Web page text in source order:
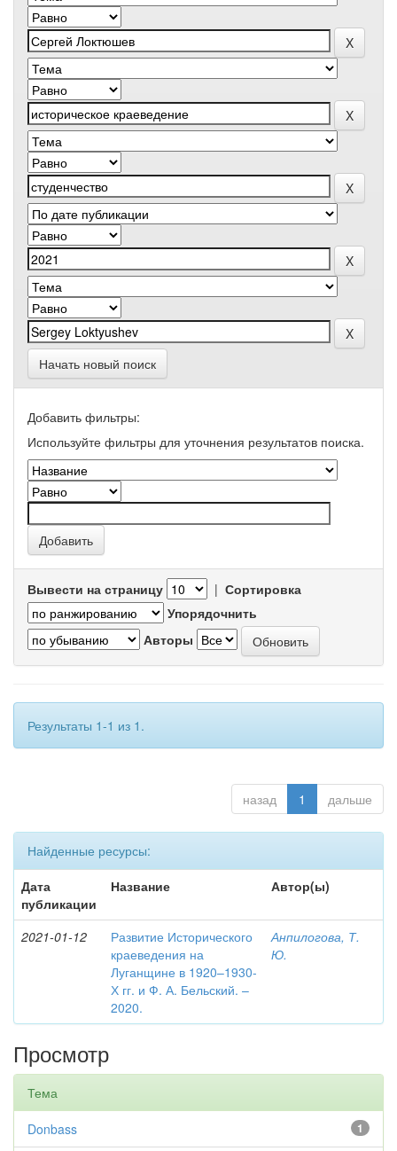
Начать новый поиск
Добавить фильтры:
Используйте фильтры для уточнения результатов поиска.
Вывести на страницу | Сортировка
Упорядочнить
Авторы
Результаты 1-1 из 1.
назад 1 дальше
Найденные ресурсы:
Дата
публикации
Название Автор(ы)
2021-01-12
Развитие Исторического
краеведения на
Луганщине в 1920–1930-
Х гг. и Ф. А. Бельский. –
2020.
Анпилогова, Т.
Ю.
Просмотр
Тема
1
Donbass